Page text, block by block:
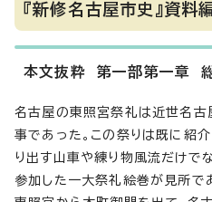
『新修名古屋市史』資料
本文抜粋 第一部第一章
名古屋の東照宮祭礼は近世名古
事であった。この祭りは既に紹
り出す山車や練り物風流だけで
参加した一大祭礼絵巻が見所で